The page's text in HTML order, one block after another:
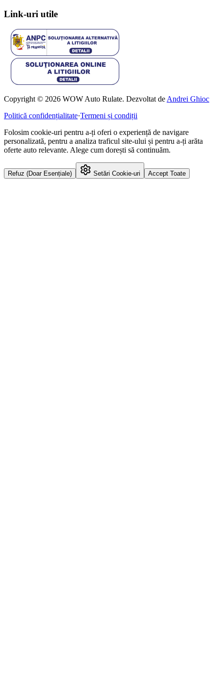
Link-uri utile
Copyright © 2026 WOW Auto Rulate. Dezvoltat de Andrei Ghioc
Politică confidențialitate·Termeni și condiții
Folosim cookie-uri pentru a-ți oferi o experiență de navigare
personalizată, pentru a analiza traficul site-ului și pentru a-ți arăta
oferte auto relevante. Alege cum dorești să continuăm.
Refuz (Doar Esențiale) Setări Cookie-uri Accept Toate